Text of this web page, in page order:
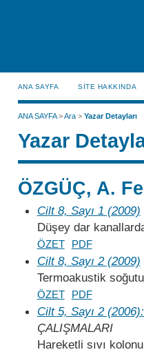
ANA SAYFA SİTE HAKKINDA
ANA SAYFA>Ara> Yazar Detayları
Yazar
ÖZGÜÇ, A.
Cilt 8, Sayı 1 (2009)
Düşey dar
ÖZET PDF
Cilt 8, Sayı 2 (2009)
Termoakustik
ÖZET PDF
Cilt 5, Sayı 2
ÇALIŞMALARI
Hareketli sıvı